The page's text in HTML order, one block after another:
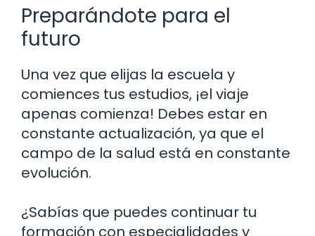
Preparándote para el
futuro
Una vez que elijas la escuela y
comiences tus estudios, ¡el viaje
apenas comienza! Debes estar en
constante actualización, ya que el
campo de la salud está en constante
evolución.
¿Sabías que puedes continuar tu
formación con especialidades y